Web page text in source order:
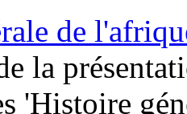
de
la
'Histoire